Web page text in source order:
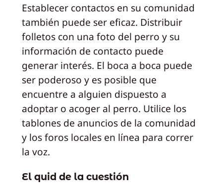
Establecer contactos en su comunidad
también puede ser eficaz. Distribuir
folletos con una foto del perro y su
información de contacto puede
generar interés. El boca a boca puede
ser poderoso y es posible que
encuentre a alguien dispuesto a
adoptar o acoger al perro. Utilice los
tablones de anuncios de la comunidad
y los foros locales en línea para correr
la voz.
El quid de la cuestión